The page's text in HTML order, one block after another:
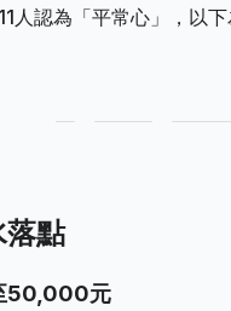
人認為「平常心」，以
落點
50,000元